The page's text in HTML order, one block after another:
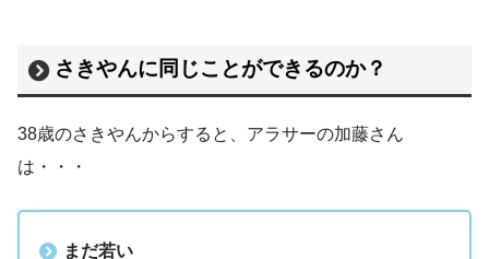
さきやんに同じことができるのか？
38歳のさきやんからすると、アラサーの加藤さん
は・・・
まだ若い